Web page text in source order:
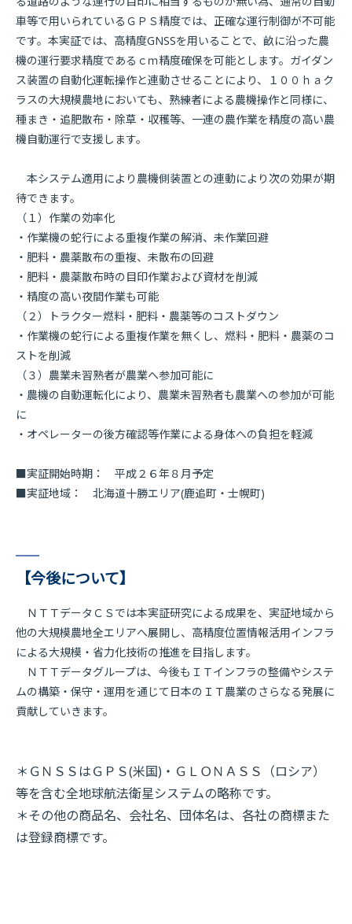
車等で用いられているＧＰＳ精度では、正確な運行制御が不可能
です。本実証では、高精度GNSSを用いることで、畝に沿った農
機の運行要求精度であるｃｍ精度確保を可能とします。ガイダン
ス装置の自動化運転操作と連動させることにより、１００ｈａク
ラスの大規模農地においても、熟練者による農機操作と同様に、
種まき・追肥散布・除草・収穫等、一連の農作業を精度の高い農
機自動運行で支援します。
本システム適用により農機側装置との連動により次の効果が期
待できます。
（１）作業の効率化
・作業機の蛇行による重複作業の解消、未作業回避
・肥料・農薬散布の重複、未散布の回避
・肥料・農薬散布時の目印作業および資材を削減
・精度の高い夜間作業も可能
（２）トラクター燃料・肥料・農薬等のコストダウン
・作業機の蛇行による重複作業を無くし、燃料・肥料・農薬のコ
ストを削減
（３）農業未習熟者が農業へ参加可能に
・農機の自動運転化により、農業未習熟者も農業への参加が可能
に
・オペレーターの後方確認等作業による身体への負担を軽減
■実証開始時期： 平成２６年８月予定
■実証地域： 北海道十勝エリア(鹿追町・士幌町)
【今後について】
ＮＴＴデータＣＳでは本実証研究による成果を、実証地域から
他の大規模農地全エリアへ展開し、高精度位置情報活用インフラ
による大規模・省力化技術の推進を目指します。
ＮＴＴデータグループは、今後もＩＴインフラの整備やシステ
ムの構築・保守・運用を通じて日本のＩＴ農業のさらなる発展に
貢献していきます。
＊ＧＮＳＳはＧＰＳ(米国)・ＧＬＯＮＡＳＳ（ロシア）
等を含む全地球航法衛星システムの略称です。
＊その他の商品名、会社名、団体名は、各社の商標また
は登録商標です。